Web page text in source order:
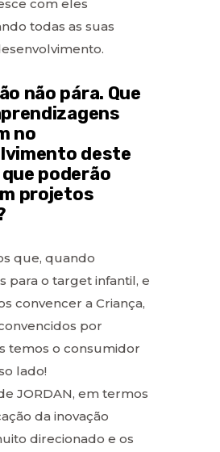
com eles
todas as suas
não pára. Que
no
deste
poderão
projetos
que, quando
para o target infantil, e
convencer a Criança,
por
temos o consumidor
lado!
JORDAN, em termos
da inovação
direcionado e os